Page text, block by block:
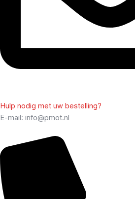
Hulp nodig met uw bestelling?
E-mail: info@pmot.nl